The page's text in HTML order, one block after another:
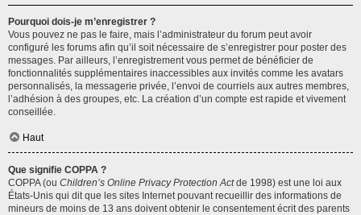
Pourquoi dois-je m’enregistrer ?
Vous pouvez ne pas le faire, mais l’administrateur du forum peut avoir
configuré les forums afin qu’il soit nécessaire de s’enregistrer pour poster des
messages. Par ailleurs, l’enregistrement vous permet de bénéficier de
fonctionnalités supplémentaires inaccessibles aux invités comme les avatars
personnalisés, la messagerie privée, l’envoi de courriels aux autres membres,
l’adhésion à des groupes, etc. La création d’un compte est rapide et vivement
conseillée.
Haut
Que signifie COPPA ?
COPPA (ou Children’s Online Privacy Protection Actde 1998) est une loi aux
États-Unis qui dit que les sites Internet pouvant recueillir des informations de
mineurs de moins de 13 ans doivent obtenir le consentement écrit des parents